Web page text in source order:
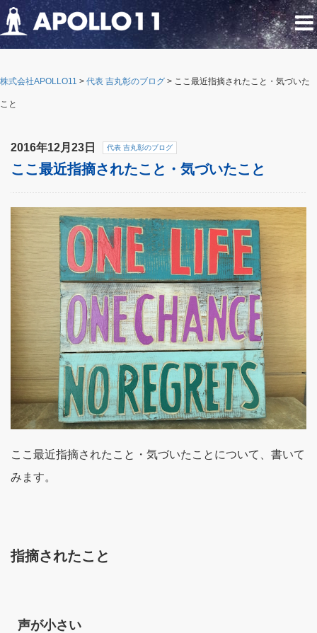
株式会社APOLLO11 > 代表 吉丸彰のブログ > ここ最近指摘されたこと・気づいた
こと
2016年12月23日 代表 吉丸彰のブログ
ここ最近指摘されたこと・気づいたこと
ここ最近指摘されたこと・気づいたことについて、書いて
みます。
指摘されたこと
声が小さい